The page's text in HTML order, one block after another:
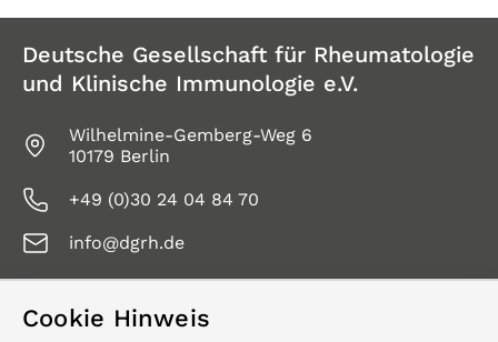
Deutsche Gesellschaft für Rheumatologie
und Klinische Immunologie e.V.
Wilhelmine-Gemberg-Weg 6
10179 Berlin
+49 (0)30 24 04 84 70
info@dgrh.de
Service
Cookie Hinweis